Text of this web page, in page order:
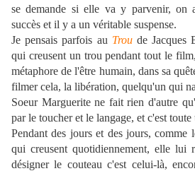
se demande si elle va y parvenir, on
succès et il y a un véritable suspense.
Je pensais parfois au Troude Jacques
qui creusent un trou pendant tout le
métaphore de l'être humain, dans sa
filmer cela, la libération, quelqu'un qui
Soeur Marguerite ne fait rien d'autre
par le toucher et le langage, et c'est toute
Pendant des jours et des jours, comme
qui creusent quotidiennement, elle lui
désigner le couteau c'est celui-là,